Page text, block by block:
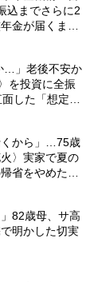
込までさらに2
金が届くまで
…」老後不安か
を投資に全振
した「想定外
くから」…75歳
〉実家で夏の
省をやめた理
82歳母、サ高
明かした切実